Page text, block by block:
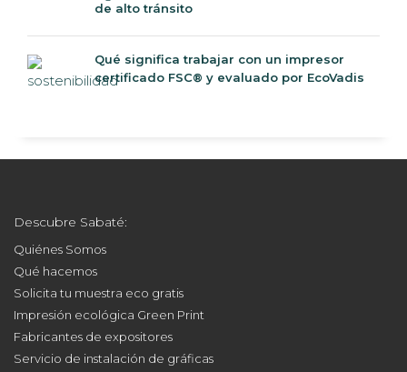
de alto tránsito
Qué significa trabajar con un impresor
certificado FSC® y evaluado por EcoVadis
Descubre Sabaté:
Quiénes Somos
Qué hacemos
Solicita tu muestra eco gratis
Impresión ecológica Green Print
Fabricantes de expositores
Servicio de instalación de gráficas